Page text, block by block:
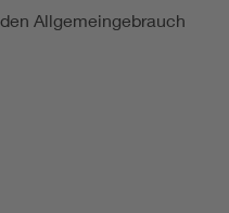
Allgemeingebrauch